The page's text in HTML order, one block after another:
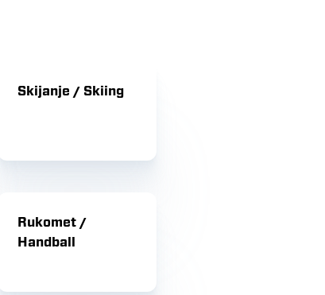
Skijanje / Skiing
Rukomet /
Handball